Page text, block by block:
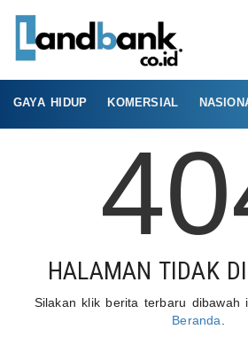
GAYA HIDUP KOMERSIAL
HALAMAN TIDAK
Silakan klik berita terbaru dibawah
Beranda